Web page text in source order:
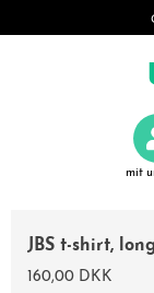
mit
JBS t-shirt,
160,00 DKK